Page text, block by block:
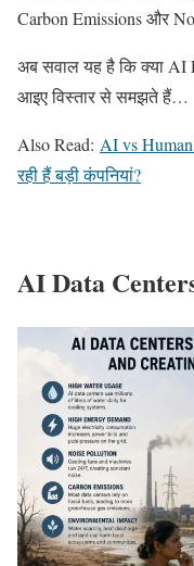
Carbon Emissions और
अब सवाल यह है कि क्या AI
आइए विस्तार से समझते हैं…
Also Read: AI vs
रही हैं बड़ी कंपनियां?
AI Data